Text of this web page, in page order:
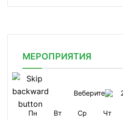
МЕРОПРИЯТИЯ
Веберите
Пн Вт Ср Чт